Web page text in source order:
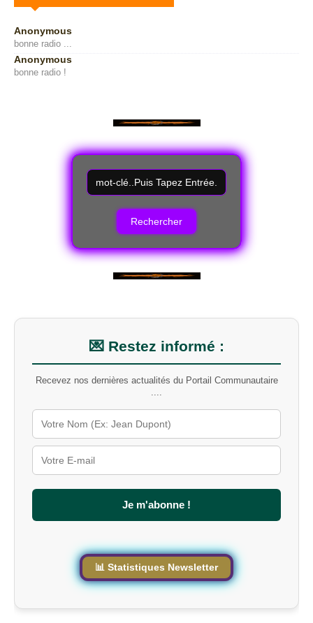
Anonymous
bonne radio ...
Anonymous
bonne radio !
R
e
c
n
o
t
s
u
l
t
💌 Restez informé :
Recevez nos dernières actualités du Portail Communautaire
....
Je m'abonne !
📊 Statistiques Newsletter